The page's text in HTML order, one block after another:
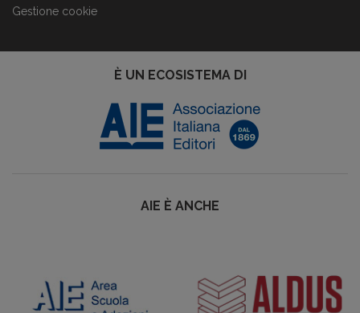
Gestione cookie
È UN ECOSISTEMA DI
AIE È ANCHE